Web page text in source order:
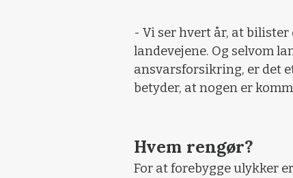
- Vi ser hvert år, at
landevejene. Og selvom
ansvarsforsikring, er det
betyder, at nogen er
Hvem rengør?
For at forebygge ulykker